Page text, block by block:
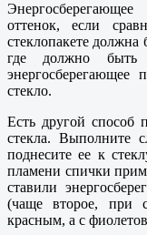
оттенок, если
стеклопакете должна
где должно быть
стекло.
Есть другой способ
стекла. Выполните
поднесите ее к
пламени спички
ставили
(чаще второе, при
красным, а с